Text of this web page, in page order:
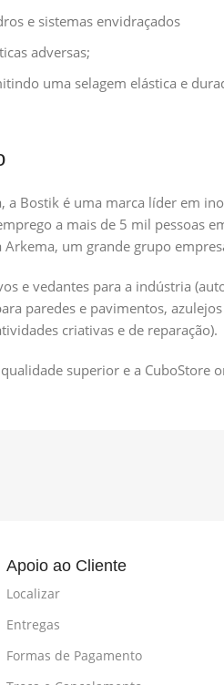
e sistemas envidraçados
adversas;
uma selagem elástica e
Bostik é uma marca líder em
a mais de 5 mil pessoas
um grande grupo
e vedantes para a indústria
paredes e pavimentos,
criativas e de reparação).
superior e a CuboStore
Apoio ao Cliente
Localizar
Entregas
Formas de Pagamento